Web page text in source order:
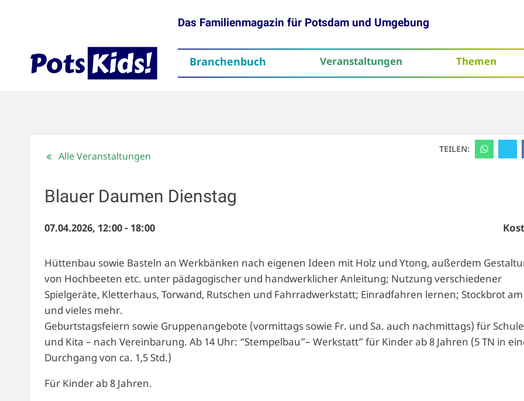
Das Familienmagazin für Potsdam und Umgebung
Branchenbuch Veranstaltungen Themen
TEILEN:
Alle Veranstaltungen
Blauer Daumen Dienstag
07.04.2026, 12:00- 18:00
Hüttenbau sowie Basteln an Werkbänken nach eigenen Ideen mit Holz und Ytong, außerdem
von Hochbeeten etc. unter pädagogischer und handwerklicher Anleitung; Nutzung verschiedener
Spielgeräte, Kletterhaus, Torwand, Rutschen und Fahrradwerkstatt; Einradfahren lernen; Stockbrot
und vieles mehr.
Geburtstagsfeiern sowie Gruppenangebote (vormittags sowie Fr. und Sa. auch nachmittags) für
und Kita – nach Vereinbarung. Ab 14 Uhr: “Stempelbau”– Werkstatt” für Kinder ab 8 Jahren (5 TN in
Durchgang von ca. 1,5 Std.)
Für Kinder ab 8 Jahren.
ThemenAktuelles